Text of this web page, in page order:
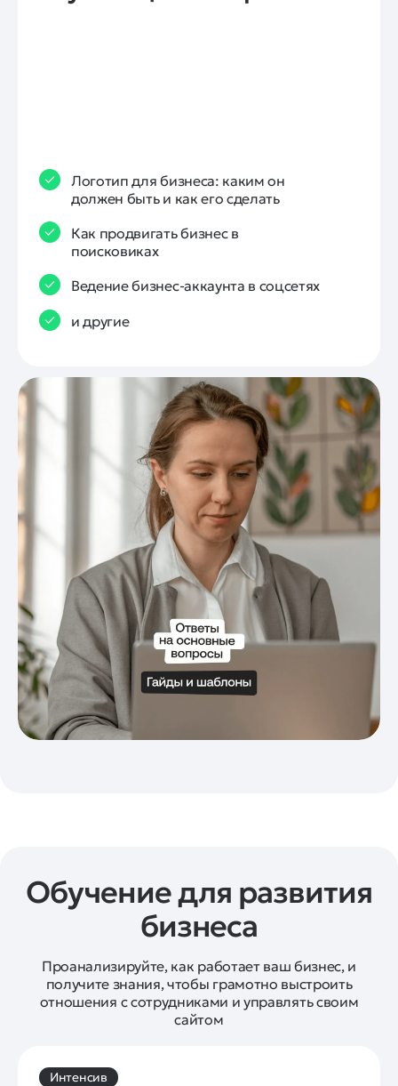
Логотип для бизнеса: каким он
должен быть и как его сделать
Как продвигать бизнес в
поисковиках
Ведение бизнес-аккаунта в соцсетях
и другие
Обучение для развития
бизнеса
Проанализируйте, как работает ваш бизнес, и
получите знания, чтобы грамотно выстроить
отношения с сотрудниками и управлять своим
сайтом
Интенсив